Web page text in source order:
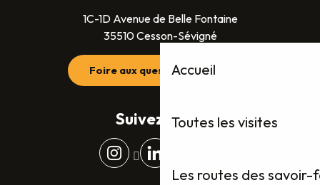
Accueil
Toutes les visites
Les routes des
1C-1D Avenue de Belle Fontaine
35510 Cesson-Sévigné
Foire aux questions (FAQ)
Suivez-nous